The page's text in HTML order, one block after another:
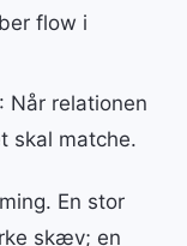
flow i
Når relationen
skal matche.
En stor
skæv; en